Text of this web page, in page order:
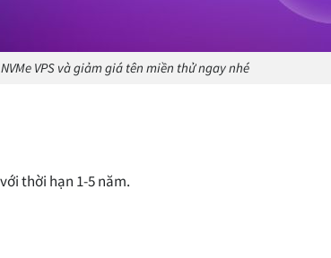
VPS và giảm giá tên miền thử ngay nhé
thời hạn 1-5 năm.